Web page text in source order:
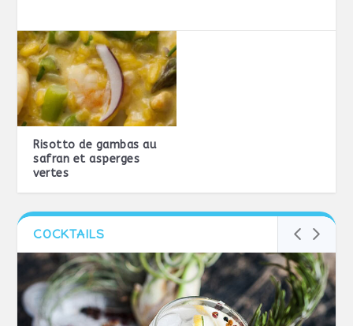
Risotto de gambas au
safran et asperges
vertes
COCKTAILS